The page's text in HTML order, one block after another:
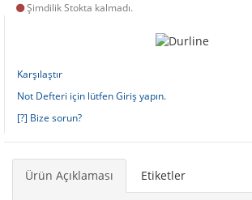
Şimdilik Stokta kalmadı.
Karşılaştır
Not Defteri için lütfen Giriş yapın.
[?] Bize sorun?
Ürün Açıklaması Etiketler